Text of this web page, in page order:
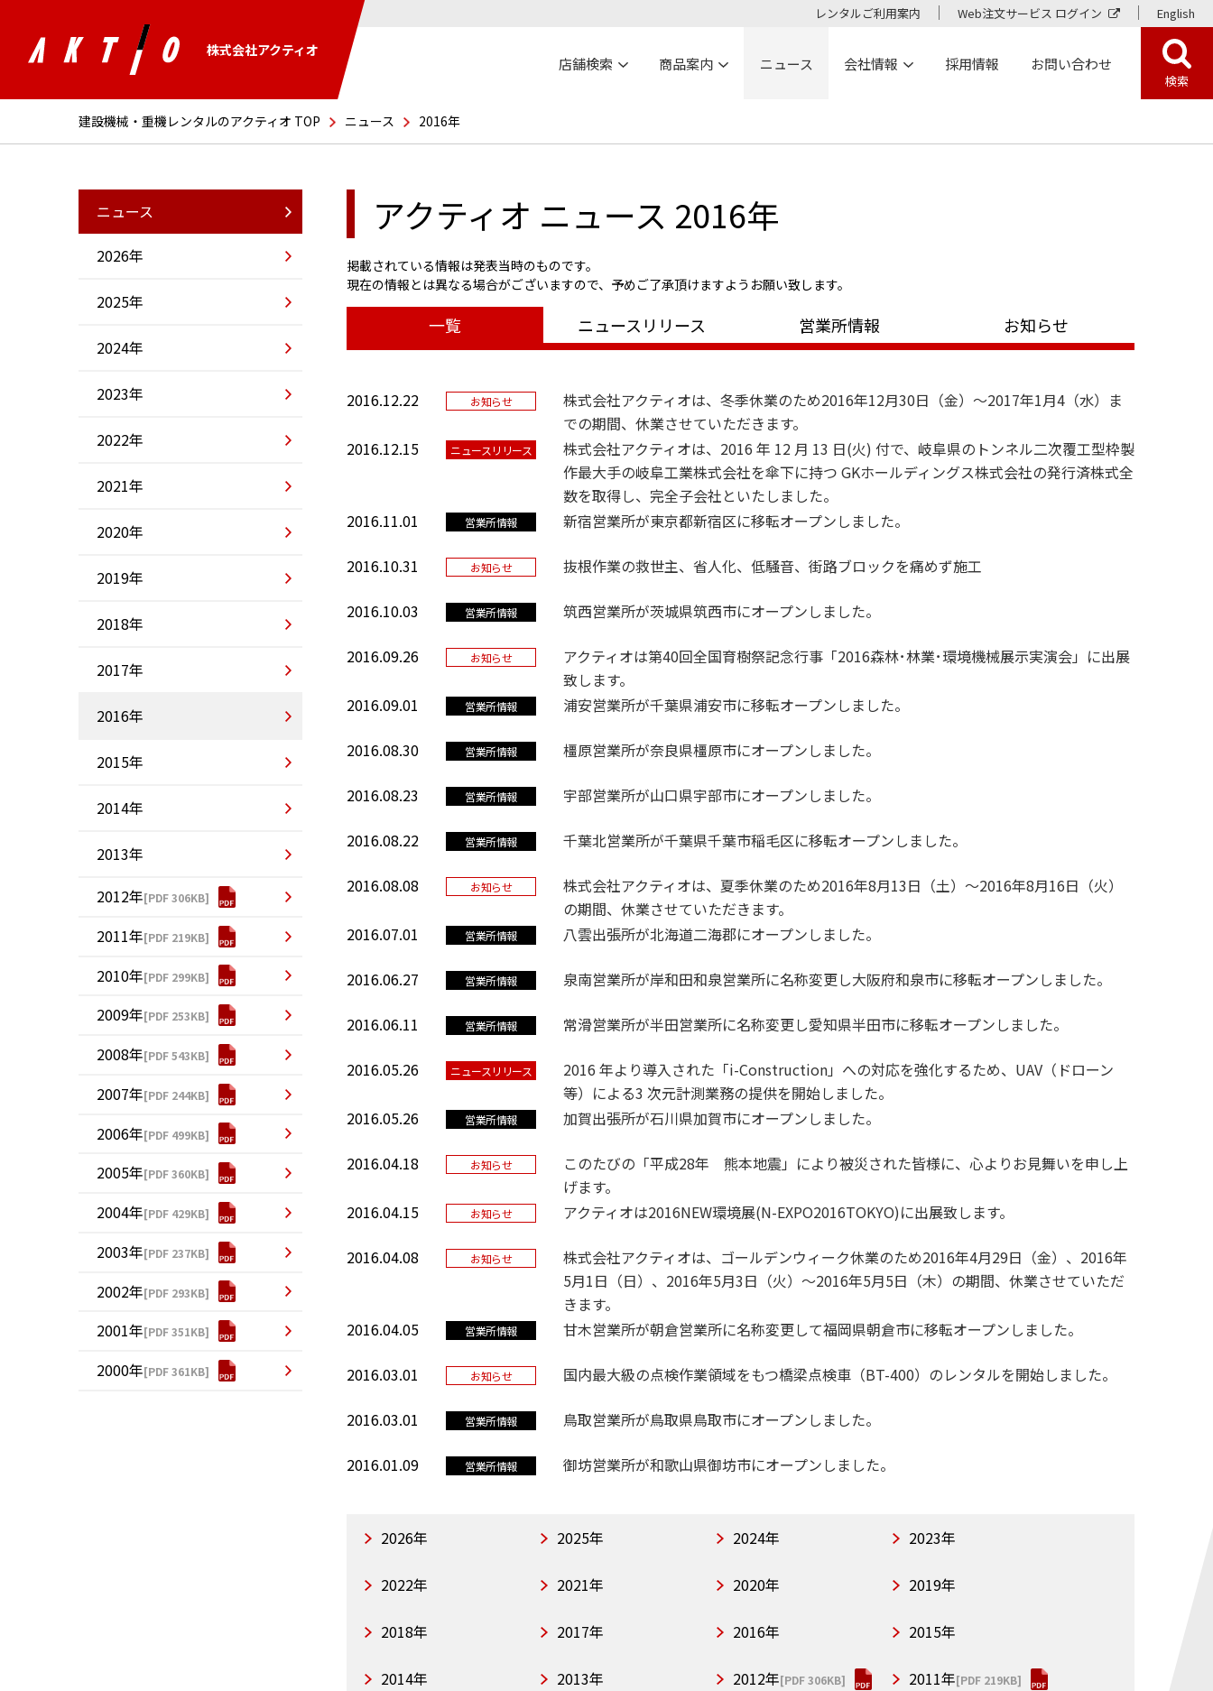
株式会社アクティオ
レンタルご利用案内 Web注文サービス ログイン English
店舗検索 商品案内 ニュース 会社情報 採用情報 お問い合わせ
検索
建設機械・重機レンタルのアクティオ TOP ニュース 2016年
アクティオ ニュース 2016年
掲載されている情報は発表当時のものです。
現在の情報とは異なる場合がございますので、予めご了承頂けますようお願い致します。
一覧 ニュースリリース 営業所情報 お知らせ
2016.12.22 お知らせ
株式会社アクティオは、冬季休業のため2016年12月30日（金）～2017年1月4（水）ま
での期間、休業させていただきます。
2016.12.15
ニュースリリース
株式会社アクティオは、2016 年 12 月 13 日(火) 付で、岐阜県のトンネル二次覆工型枠製
作最大手の岐阜工業株式会社を傘下に持つ GKホールディングス株式会社の発行済株式全
数を取得し、完全子会社といたしました。
2016.11.01
営業所情報 新宿営業所が東京都新宿区に移転オープンしました。
2016.10.31 お知らせ 抜根作業の救世主、省人化、低騒音、街路ブロックを痛めず施工
2016.10.03 営業所情報 筑西営業所が茨城県筑西市にオープンしました。
2016.09.26 お知らせ
アクティオは第40回全国育樹祭記念行事「2016森林･林業･環境機械展示実演会」に出展
致します。
2016.09.01
営業所情報 浦安営業所が千葉県浦安市に移転オープンしました。
2016.08.30 営業所情報 橿原営業所が奈良県橿原市にオープンしました。
2016.08.23 営業所情報 宇部営業所が山口県宇部市にオープンしました。
2016.08.22 営業所情報 千葉北営業所が千葉県千葉市稲毛区に移転オープンしました。
2016.08.08 お知らせ
株式会社アクティオは、夏季休業のため2016年8月13日（土）～2016年8月16日（火）
の期間、休業させていただきます。
2016.07.01
営業所情報 八雲出張所が北海道二海郡にオープンしました。
2016.06.27 営業所情報 泉南営業所が岸和田和泉営業所に名称変更し大阪府和泉市に移転オープンしました。
2016.06.11 営業所情報 常滑営業所が半田営業所に名称変更し愛知県半田市に移転オープンしました。
2016.05.26 ニュースリリース
2016 年より導入された「i-Construction」への対応を強化するため、UAV（ドローン
等）による3 次元計測業務の提供を開始しました。
2016.05.26
営業所情報 加賀出張所が石川県加賀市にオープンしました。
2016.04.18 お知らせ
このたびの「平成28年 熊本地震」により被災された皆様に、心よりお見舞いを申し上
げます。
2016.04.15
お知らせ アクティオは2016NEW環境展(N-EXPO2016TOKYO)に出展致します。
2016.04.08 お知らせ
株式会社アクティオは、ゴールデンウィーク休業のため2016年4月29日（金）、2016年
5月1日（日）、2016年5月3日（火）～2016年5月5日（木）の期間、休業させていただ
きます。
2016.04.05
営業所情報 甘木営業所が朝倉営業所に名称変更して福岡県朝倉市に移転オープンしました。
2016.03.01 お知らせ 国内最大級の点検作業領域をもつ橋梁点検車（BT-400）のレンタルを開始しました。
2016.03.01 営業所情報 鳥取営業所が鳥取県鳥取市にオープンしました。
2016.01.09 営業所情報 御坊営業所が和歌山県御坊市にオープンしました。
2026年 2025年 2024年 2023年
2022年 2021年 2020年 2019年
2018年 2017年 2016年 2015年
2014年 2013年 2012年[PDF 306KB] 2011年[PDF 219KB]
ニュース
2026年
2025年
2024年
2023年
2022年
2021年
2020年
2019年
2018年
2017年
2016年
2015年
2014年
2013年
2012年[PDF 306KB]
2011年[PDF 219KB]
2010年[PDF 299KB]
2009年[PDF 253KB]
2008年[PDF 543KB]
2007年[PDF 244KB]
2006年[PDF 499KB]
2005年[PDF 360KB]
2004年[PDF 429KB]
2003年[PDF 237KB]
2002年[PDF 293KB]
2001年[PDF 351KB]
2000年[PDF 361KB]